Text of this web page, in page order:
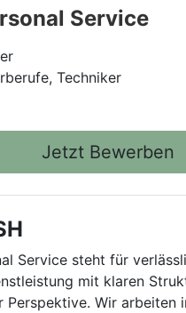
Service
Techniker
Jetzt Bewerben
Service steht für
mit klaren
Perspektive. Wir arbeiten